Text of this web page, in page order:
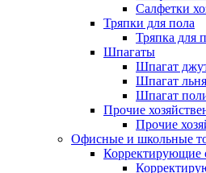
Салфетки
Тряпки для пола
Тряпка для
Шпагаты
Шпагат
Шпагат
Шпагат
Прочие
Прочие
Офисные и школьные
Корректирующие